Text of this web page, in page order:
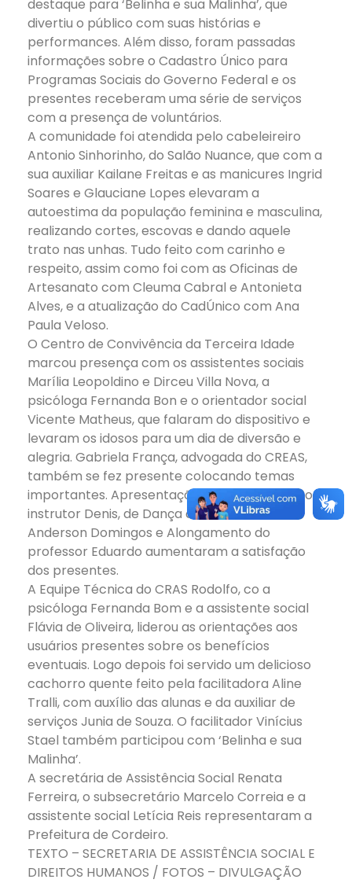
destaque para ‘Belinha e sua Malinha’, que
divertiu o público com suas histórias e
performances. Além disso, foram passadas
informações sobre o Cadastro Único para
Programas Sociais do Governo Federal e os
presentes receberam uma série de serviços
com a presença de voluntários.
A comunidade foi atendida pelo cabeleireiro
Antonio Sinhorinho, do Salão Nuance, que com a
sua auxiliar Kailane Freitas e as manicures Ingrid
Soares e Glauciane Lopes elevaram a
autoestima da população feminina e masculina,
realizando cortes, escovas e dando aquele
trato nas unhas. Tudo feito com carinho e
respeito, assim como foi com as Oficinas de
Artesanato com Cleuma Cabral e Antonieta
Alves, e a atualização do CadÚnico com Ana
Paula Veloso.
O Centro de Convivência da Terceira Idade
marcou presença com os assistentes sociais
Marília Leopoldino e Dirceu Villa Nova, a
psicóloga Fernanda Bon e o orientador social
Vicente Matheus, que falaram do dispositivo e
levaram os idosos para um dia de diversão e
alegria. Gabriela França, advogada do CREAS,
também se fez presente colocando temas
importantes. Apresentações de Karatê com o
instrutor Denis, de Dança com os alunos de
Anderson Domingos e Alongamento do
professor Eduardo aumentaram a satisfação
dos presentes.
A Equipe Técnica do CRAS Rodolfo, co a
psicóloga Fernanda Bom e a assistente social
Flávia de Oliveira, liderou as orientações aos
usuários presentes sobre os benefícios
eventuais. Logo depois foi servido um delicioso
cachorro quente feito pela facilitadora Aline
Tralli, com auxílio das alunas e da auxiliar de
serviços Junia de Souza. O facilitador Vinícius
Stael também participou com ‘Belinha e sua
Malinha’.
A secretária de Assistência Social Renata
Ferreira, o subsecretário Marcelo Correia e a
assistente social Letícia Reis representaram a
Prefeitura de Cordeiro.
TEXTO – SECRETARIA DE ASSISTÊNCIA SOCIAL E
DIREITOS HUMANOS / FOTOS – DIVULGAÇÃO